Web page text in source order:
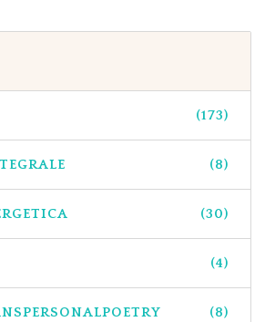
(173)
(8)
(30)
(4)
(8)